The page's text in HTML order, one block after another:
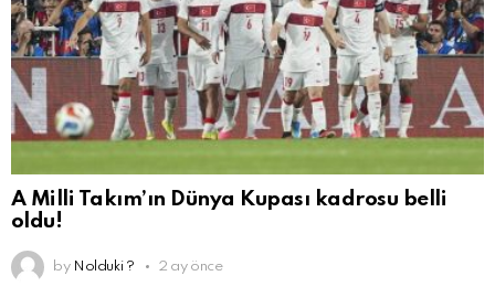
A Milli Takım’ın Dünya Kupası kadrosu belli
oldu!
by Nolduki ? 2 ay önce